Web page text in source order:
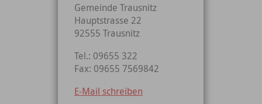
Gemeinde Trausnitz
Hauptstrasse 22
92555 Trausnitz
Tel.: 09655 322
Fax: 09655 7569842
E-Mail schreiben